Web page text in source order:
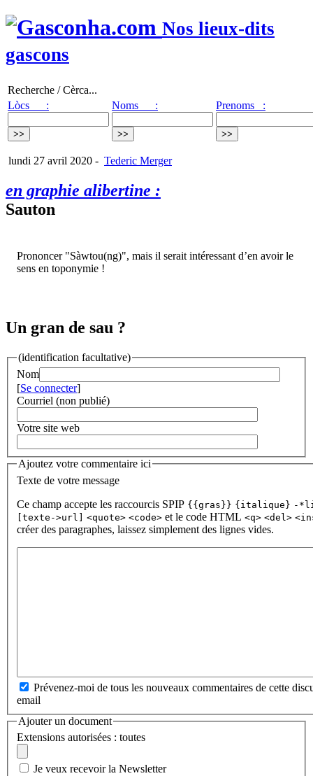
Nos lieux-dits
gascons
Recherche / Cèrca...
Lòcs :
Noms : Prenoms :
lundi 27 avril 2020 - Tederic Merger
en graphie alibertine :
Sauton
Prononcer "Sàwtou(ng)", mais il serait intéressant d’en avoir le
sens en toponymie !
Un gran de sau ?
(identification facultative)
Nom
[Se connecter]
Courriel (non publié)
Votre site web
Ajoutez votre commentaire ici
Texte de votre message
Ce champ accepte les raccourcis SPIP {{gras}} {italique} -
[texte->url] <quote> <code> et le code HTML <q> <del>
créer des paragraphes, laissez simplement des lignes vides.
Prévenez-moi de tous les nouveaux commentaires de cette
email
Ajouter un document
Extensions autorisées : toutes
Je veux recevoir la Newsletter